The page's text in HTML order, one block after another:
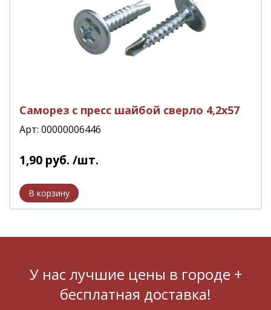
Саморез с пресс шайбой сверло 4,2х57
Арт: 00000006446
1,90 руб. /шт.
У нас лучшие цены в городе +
бесплатная доставка!